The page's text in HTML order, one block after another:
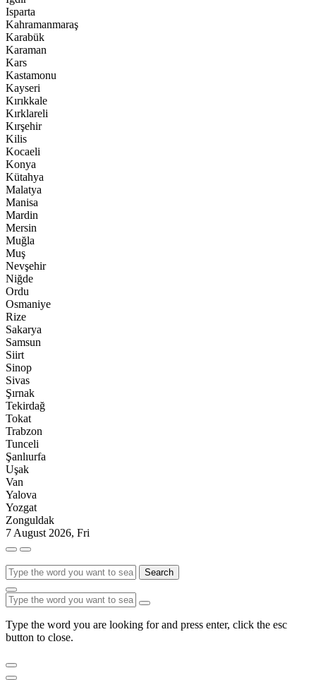
Isparta
Kahramanmaraş
Karabük
Karaman
Kars
Kastamonu
Kayseri
Kırıkkale
Kırklareli
Kırşehir
Kilis
Kocaeli
Konya
Kütahya
Malatya
Manisa
Mardin
Mersin
Muğla
Muş
Nevşehir
Niğde
Ordu
Osmaniye
Rize
Sakarya
Samsun
Siirt
Sinop
Sivas
Şırnak
Tekirdağ
Tokat
Trabzon
Tunceli
Şanlıurfa
Uşak
Van
Yalova
Yozgat
Zonguldak
7 August 2026, Fri
Search
Type the word you are looking for and press enter, click the esc
button to close.